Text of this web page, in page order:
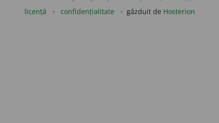
licență confidențialitate găzduit de Hosterion